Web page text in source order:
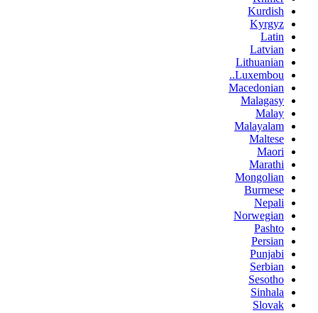
Kurdish
Kyrgyz
Latin
Latvian
Lithuanian
Luxembou..
Macedonian
Malagasy
Malay
Malayalam
Maltese
Maori
Marathi
Mongolian
Burmese
Nepali
Norwegian
Pashto
Persian
Punjabi
Serbian
Sesotho
Sinhala
Slovak